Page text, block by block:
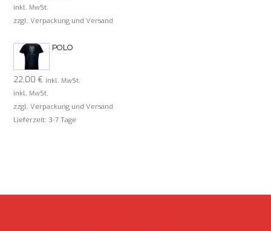
inkl. MwSt.
zzgl. Verpackung und Versand
POLO
22,00 € inkl. MwSt.
inkl. MwSt.
zzgl. Verpackung und Versand
Lieferzeit: 3-7 Tage